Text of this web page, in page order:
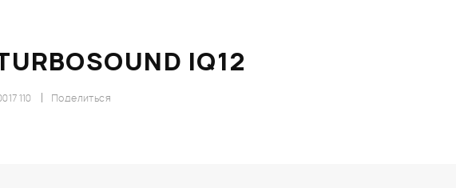
IQ12
Поделиться